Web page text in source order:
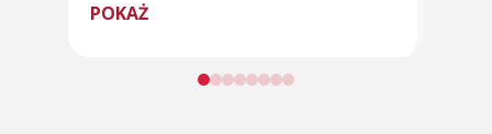
POKAŻ